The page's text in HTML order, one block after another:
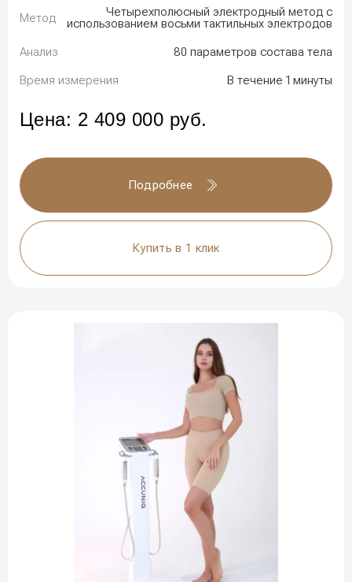
Метод
Четырехполюсный электродный метод с
использованием восьми тактильных электродов
Анализ
80 параметров состава тела
Время измерения
В течение 1 минуты
Цена: 2 409 000 руб.
Подробнее
Купить в 1 клик